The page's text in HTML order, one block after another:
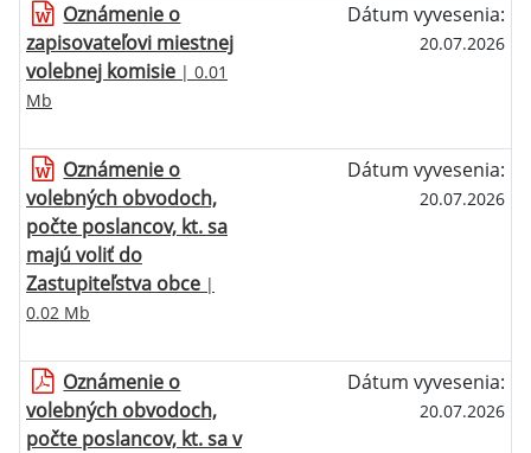
Oznámenie o
zapisovateľovi miestnej
volebnej komisie | 0.01
Mb
Dátum vyvesenia:
20.07.2026
Oznámenie o
volebných obvodoch,
počte poslancov, kt. sa
majú voliť do
Zastupiteľstva obce |
0.02 Mb
Dátum vyvesenia:
20.07.2026
Oznámenie o
volebných obvodoch,
počte poslancov, kt. sa v
Dátum vyvesenia:
20.07.2026